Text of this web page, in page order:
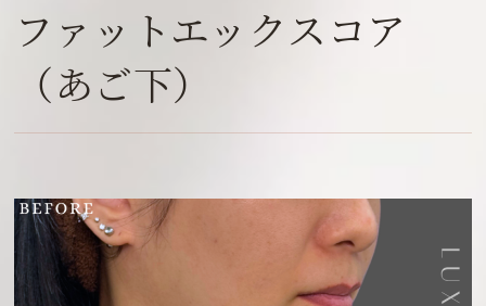
ファットエックスコア
（あご下）